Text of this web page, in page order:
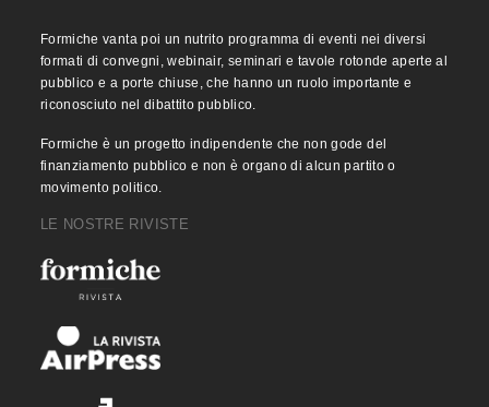
Formiche vanta poi un nutrito programma di eventi nei diversi
formati di convegni, webinair, seminari e tavole rotonde aperte al
pubblico e a porte chiuse, che hanno un ruolo importante e
riconosciuto nel dibattito pubblico.
Formiche è un progetto indipendente che non gode del
finanziamento pubblico e non è organo di alcun partito o
movimento politico.
LE NOSTRE RIVISTE